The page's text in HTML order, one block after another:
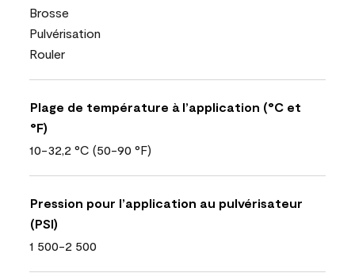
Brosse
Pulvérisation
Rouler
Plage de température à l’application (°C et
°F)
10-32,2 °C (50-90 °F)
Pression pour l’application au pulvérisateur
(PSI)
1 500-2 500